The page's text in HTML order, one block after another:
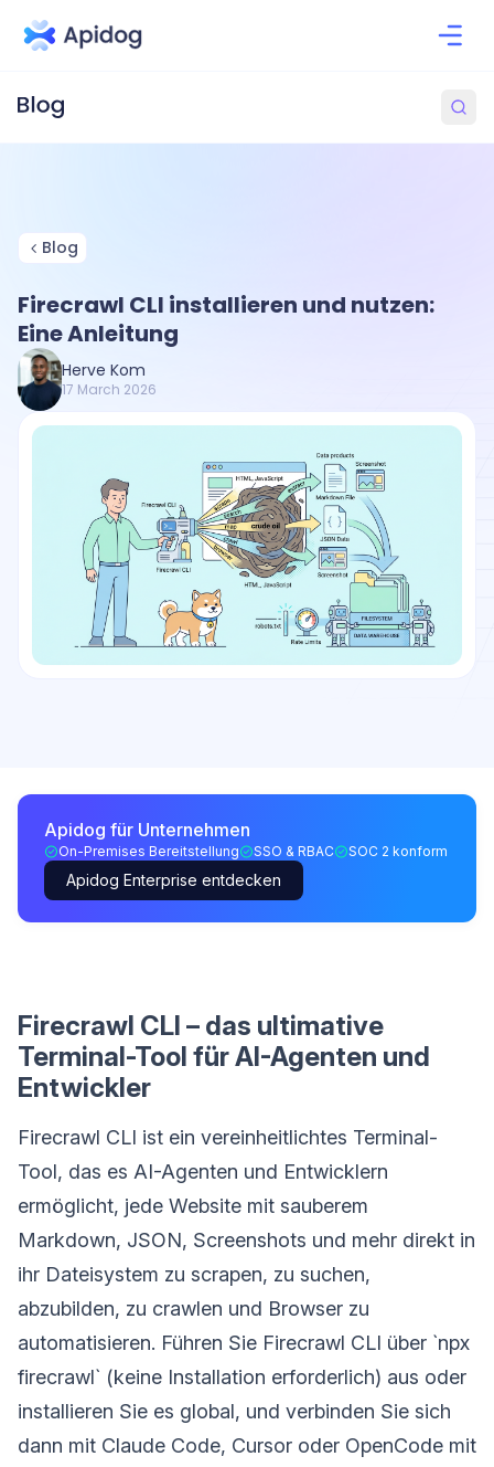
Blog
Firecrawl CLI installieren und nutzen:
Eine Anleitung
Herve Kom
17 March 2026
Apidog für Unternehmen
On-Premises Bereitstellung SSO & RBAC SOC 2 konform
Apidog Enterprise entdecken
Firecrawl CLI – das ultimative
Terminal-Tool für AI-Agenten und
Entwickler
Firecrawl CLI ist ein vereinheitlichtes Terminal-
Tool, das es AI-Agenten und Entwicklern
ermöglicht, jede Website mit sauberem
Markdown, JSON, Screenshots und mehr direkt in
ihr Dateisystem zu scrapen, zu suchen,
abzubilden, zu crawlen und Browser zu
automatisieren. Führen Sie Firecrawl CLI über `npx
firecrawl` (keine Installation erforderlich) aus oder
installieren Sie es global, und verbinden Sie sich
dann mit Claude Code, Cursor oder OpenCode mit